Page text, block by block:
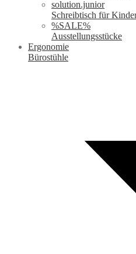
solution.junior
Schreibtisch für
%SALE%
Ausstellungsstücke
Ergonomie
Bürostühle